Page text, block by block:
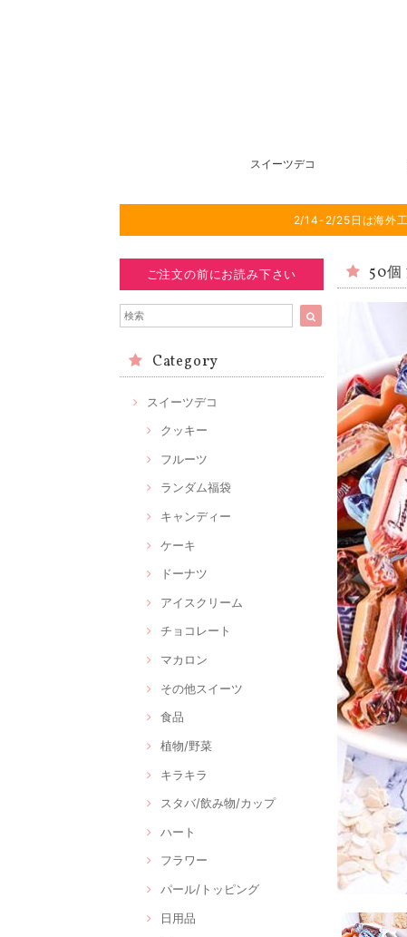
スイーツデコ
2/14-2/25日は海外
ご注文の前にお読み下さい
Category
スイーツデコ
クッキー
フルーツ
ランダム福袋
キャンディー
ケーキ
ドーナツ
アイスクリーム
チョコレート
マカロン
その他スイーツ
食品
植物/野菜
キラキラ
スタバ/飲み物/カップ
ハート
フラワー
パール/トッピング
日用品
50個